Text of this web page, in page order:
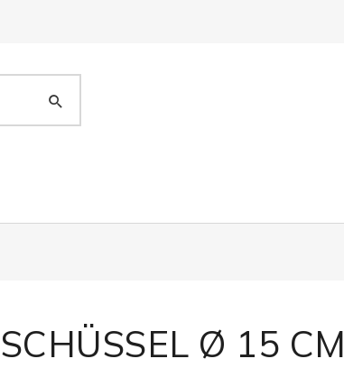
SCHÜSSEL Ø 15 CM